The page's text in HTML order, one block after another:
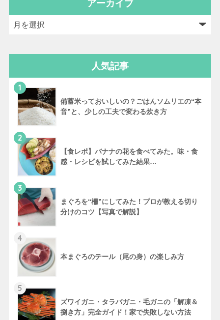
アーカイブ
人気記事
1
備蓄米っておいしいの？ごはんソムリエの“本
音”と、少しの工夫で変わる炊き方
2
【食レポ】バナナの花を食べてみた。味・食
感・レシピを試してみた結果…
3
まぐろを“柵”にしてみた！プロが教える切り
分けのコツ【写真で解説】
4
本まぐろのテール（尾の身）の楽しみ方
5
ズワイガニ・タラバガニ・毛ガニの「解凍＆
捌き方」完全ガイド！家で失敗しない方法